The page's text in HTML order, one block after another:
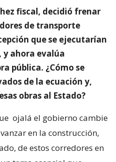
fiscal, decidió frenar
de transporte
que se ejecutarían
y ahora evalúa
pública. ¿Cómo se
de la ecuación y,
obras al Estado?
ojalá el gobierno cambie
en la construcción,
de estos corredores en